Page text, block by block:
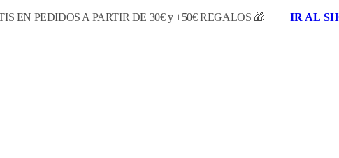
EN PEDIDOS A PARTIR DE 30€ y +50€ REGALOS 🎁 IR AL